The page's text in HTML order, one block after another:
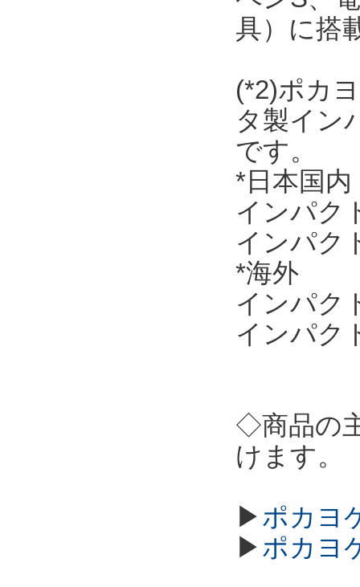
具）に搭
(*2)ポカ
タ製イン
です。
*日本国内
インパク
インパク
*海外
インパク
インパク
◇商品の
けます。
▶ポカヨ
▶ポカヨ